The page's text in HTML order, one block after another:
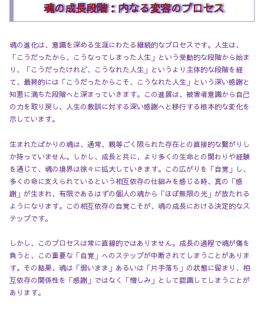
魂の成長段階：内なる変容のプロセス
魂の進化は、意識を深める生涯にわたる継続的なプロセスです。人生は、
「こうだったから、こうなってしまった人生」という受動的な段階から始ま
り、「こうだったけれど、こうなれた人生」というより主体的な段階を経
て、最終的には「こうだったからこそ、こうなれた人生」という深い感謝と
知恵に満ちた段階へと深まっていきます。この進展は、被害者意識から自己
の力を取り戻し、人生の教訓に対する深い感謝へと移行する根本的な変化を
示しています。
生まれたばかりの魂は、通常、親等ごく限られた存在との直接的な繋がりし
か持っていません。しかし、成長と共に、より多くの生命との関わりや経験
を通じて、魂の境界は徐々に拡大していきます。この広がりを「自覚」し、
多くの命に支えられているという相互依存の仕組みを感じる時、真の「感
謝」が生まれ、有限であるはずの個人の魂から「ほぼ無限の光」が放たれる
ようになります。この相互依存の自覚こそが、魂の成長における決定的なス
テップです。
しかし、このプロセスは常に直線的ではありません。成長の過程で魂が傷を
負うと、この重要な「自覚」へのステップが中断されてしまうことがありま
す。その結果、魂は「弱いまま」あるいは「片手落ち」の状態に留まり、相
互依存の関係性を「感謝」ではなく「憎しみ」として認識してしまうことが
あります。